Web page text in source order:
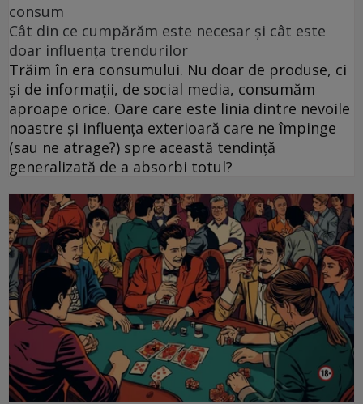
consum
Cât din ce cumpărăm este necesar și cât este
doar influența trendurilor
Trăim în era consumului. Nu doar de produse, ci
și de informații, de social media, consumăm
aproape orice. Oare care este linia dintre nevoile
noastre și influența exterioară care ne împinge
(sau ne atrage?) spre această tendință
generalizată de a absorbi totul?